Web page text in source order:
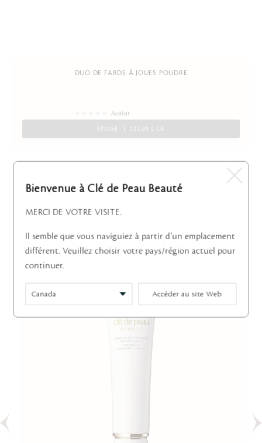
DUO DE FARDS À JOUES POUDRE
Avatar
ÉPUISÉ 123,00 $ CA
2 affiché(s)
Articles à succès
Bienvenue à Clé de Peau Beauté
MERCI DE VOTRE VISITE.
Il semble que vous naviguiez à partir d'un emplacement
différent. Veuillez choisir votre pays/région actuel pour
continuer.
Accéder au site Web